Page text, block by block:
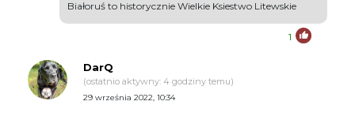
Białoruś to historycznie Wielkie Ksiestwo Litewskie
1
DarQ
(ostatnio aktywny: 4 godziny temu)
29 września 2022, 10:34